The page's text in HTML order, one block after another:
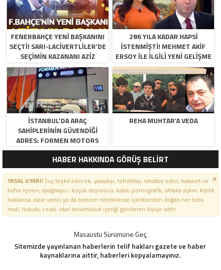
FENERBAHÇE YENI BAŞKANINI
SEÇTI! SARI-LACIVERTLILER’DE
SEÇIMIN KAZANANI AZIZ
YILDIRIM OLDU
286 YILA KADAR HAPSI
ISTENMIŞTI! MEHMET AKIF
ERSOY ILE ILGILI YENI GELIŞME
İSTANBUL’DA ARAÇ
SAHIPLERININ GÜVENDIĞI
ADRES: FORMEN MOTORS
REHA MUHTAR’A VEDA
HABER HAKKINDA GÖRÜŞ BELİRT
YASAL UYARI!Suç teşkil edecek, yasadışı, tehditkar, rahatsız edici, hakaret ve
küfür içeren, aşağılayıcı, küçük düşürücü, kaba, pornografik, ahlaka aykırı, kişilik
haklarına zarar verici ya da benzeri niteliklerde içeriklerden doğan her türlü
mali, hukuki, cezai, idari sorumluluk içeriği gönderen kişiye aittir.
Masaüstü Sürümüne Geç
Sitemizde yayınlanan haberlerin telif hakları gazete ve haber
kaynaklarına aittir, haberleri kopyalamayınız.